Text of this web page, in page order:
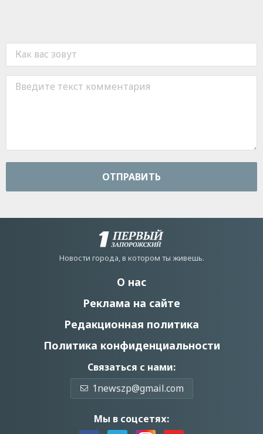
ОТПРАВИТЬ
Новости города, в котором ты живешь.
О нас
Реклама на сайте
Редакционная политика
Политика конфиденциальности
Связаться с нами:
1newszp@gmail.com
Мы в соцсетях: